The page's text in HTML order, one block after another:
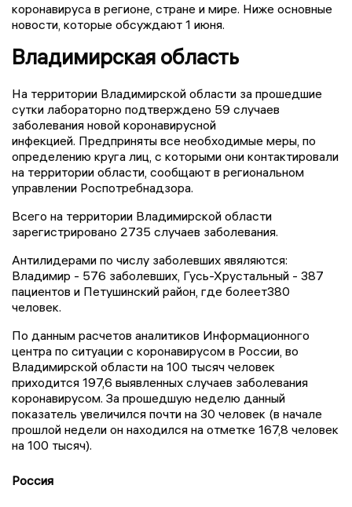
коронавируса в регионе, стране и мире. Ниже основные
новости, которые обсуждают 1 июня.
Владимирская область
На территории Владимирской области за прошедшие
сутки лабораторно подтверждено 59 случаев
заболевания новой коронавирусной
инфекцией. Предприняты все необходимые меры, по
определению круга лиц, с которыми они контактировали
на территории области, сообщают в региональном
управлении Роспотребнадзора.
Всего на территории Владимирской области
зарегистрировано 2735 случаев заболевания.
Антилидерами по числу заболевших явяляются:
Владимир - 576 заболевших, Гусь-Хрустальный - 387
пациентов и Петушинский район, где болеет380
человек.
По данным расчетов аналитиков Информационного
центра по ситуации с коронавирусом в России, во
Владимирской области на 100 тысяч человек
приходится 197,6 выявленных случаев заболевания
коронавирусом. За прошедшую неделю данный
показатель увеличился почти на 30 человек (в начале
прошлой недели он находился на отметке 167,8 человек
на 100 тысяч).
Россия